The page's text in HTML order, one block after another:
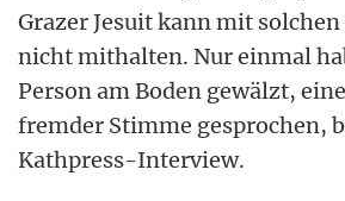
Grazer Jesuit kann mit
nicht mithalten. Nur einmal
Person am Boden gewälzt,
fremder Stimme gesprochen,
Kathpress-Interview.